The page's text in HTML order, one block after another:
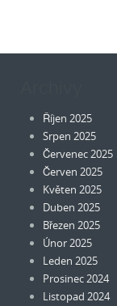
Říjen 2025
Srpen 2025
Červenec 2025
Červen 2025
Květen 2025
Duben 2025
Březen 2025
Únor 2025
Leden 2025
Prosinec 2024
Listopad 2024